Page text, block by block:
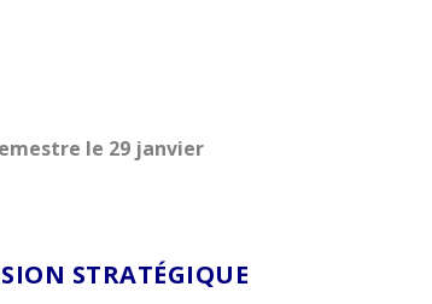
le 29 janvier
STRATÉGIQUE